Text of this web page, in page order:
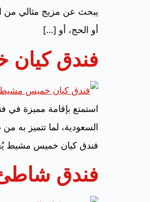
يبحث عن مزيج مثالي من
أو الحج، أو […]
فندق
استمتع بإقامة مميزة
السعودية، لما تتميز به
فندق كيان خميس مشيط
فندق